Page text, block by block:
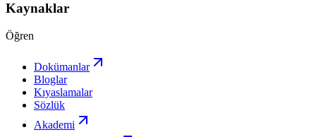
Kaynaklar
Öğren
Dokümanlar
Bloglar
Kıyaslamalar
Sözlük
Akademi